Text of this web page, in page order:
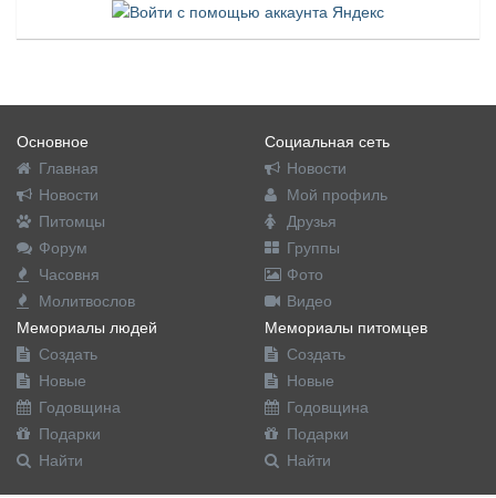
Основное
Главная
Новости
Питомцы
Форум
Часовня
Молитвослов
Социальная сеть
Новости
Мой профиль
Друзья
Группы
Фото
Видео
Мемориалы людей
Создать
Новые
Годовщина
Подарки
Найти
Мемориалы питомцев
Создать
Новые
Годовщина
Подарки
Найти